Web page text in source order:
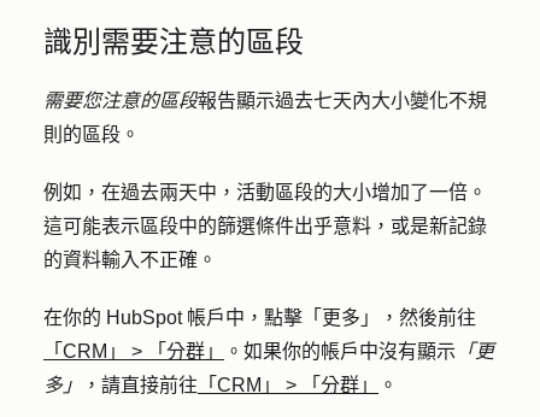
識別需要注意的區段
需要您注意的區段報告顯示過去七天內大小變化不規
則的區段。
例如，在過去兩天中，活動區段的大小增加了一倍。
這可能表示區段中的篩選條件出乎意料，或是新記錄
的資料輸入不正確。
在你的 HubSpot 帳戶中，點擊 「更多」
，然後前往
「CRM」
> 「分群」 。如果你的帳戶中沒有顯示 「更
多」
，請直接前往 「CRM」 > 「分群」 。